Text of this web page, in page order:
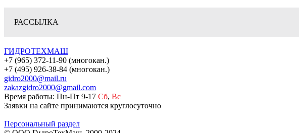
РАССЫЛКА
ГИДРОТЕХМАШ
+7 (965) 372-11-90 (многокан.)
+7 (495) 926-38-84 (многокан.)
gidro2000@mail.ru
zakazgidro2000@gmail.com
Время работы: Пн-Пт 9-17 Сб, Вс
Заявки на сайте принимаются круглосуточно
Персональный раздел